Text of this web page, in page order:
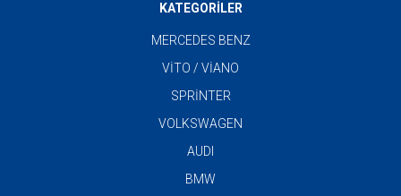
KATEGORİLER
MERCEDES BENZ
VİTO / VİANO
SPRİNTER
VOLKSWAGEN
AUDI
BMW